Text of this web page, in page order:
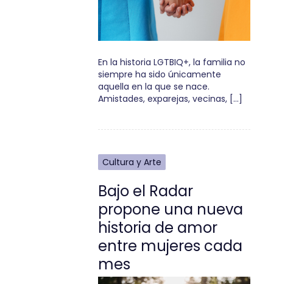
En la historia LGTBIQ+, la familia no
siempre ha sido únicamente
aquella en la que se nace.
Amistades, exparejas, vecinas, […]
Cultura y Arte
Bajo el Radar
propone una nueva
historia de amor
entre mujeres cada
mes